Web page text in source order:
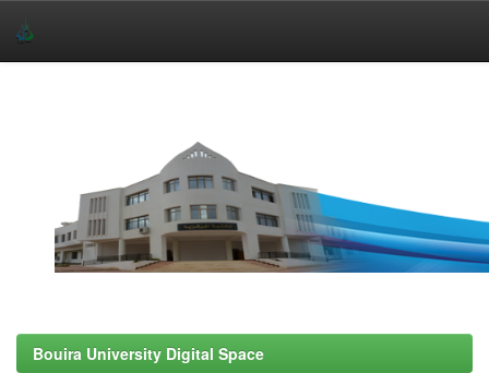
Bouira University Digital Space